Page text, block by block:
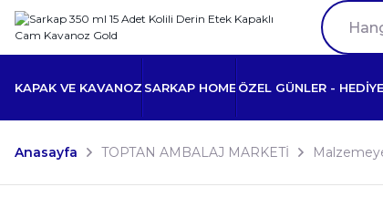
KAPAK VE KAVANOZ SARKAP HOME ÖZEL GÜNLER -
Anasayfa TOPTAN AMBALAJ MARKETİ